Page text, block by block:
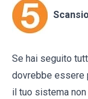
Se hai seguito
dovrebbe essere
il tuo sistema